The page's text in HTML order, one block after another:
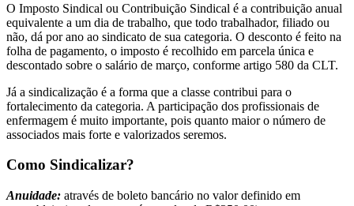
O Imposto Sindical ou Contribuição Sindical é a contribuição anual
equivalente a um dia de trabalho, que todo trabalhador, filiado ou
não, dá por ano ao sindicato de sua categoria. O desconto é feito na
folha de pagamento, o imposto é recolhido em parcela única e
descontado sobre o salário de março, conforme artigo 580 da CLT.
Já a sindicalização é a forma que a classe contribui para o
fortalecimento da categoria. A participação dos profissionais de
enfermagem é muito importante, pois quanto maior o número de
associados mais forte e valorizados seremos.
Como Sindicalizar?
Anuidade: através de boleto bancário no valor definido em